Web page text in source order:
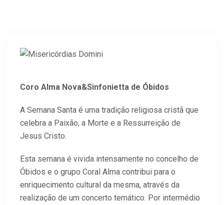
Coro Alma Nova&Sinfonietta de Óbidos
A Semana Santa é uma tradição religiosa cristã que
celebra a Paixão, a Morte e a Ressurreição de
Jesus Cristo.
Esta semana é vivida intensamente no concelho de
Óbidos e o grupo Coral Alma contribui para o
enriquecimento cultural da mesma, através da
realização de um concerto temático. Por intermédio